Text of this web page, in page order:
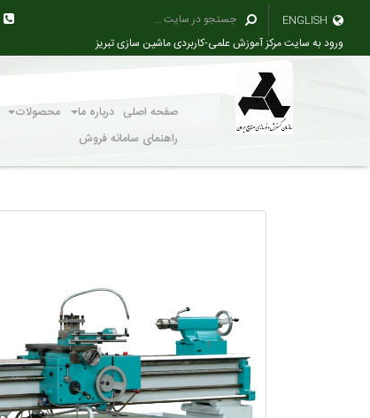
ورود به سایت مرکز آموزش علمی-کاربردی ماشین سازی تبریز
صفحه اصلی درباره ما محصولات
راهنمای سامانه فروش